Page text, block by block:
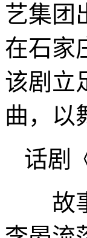
艺集团
在石家
该剧立
曲，以
话剧
故事